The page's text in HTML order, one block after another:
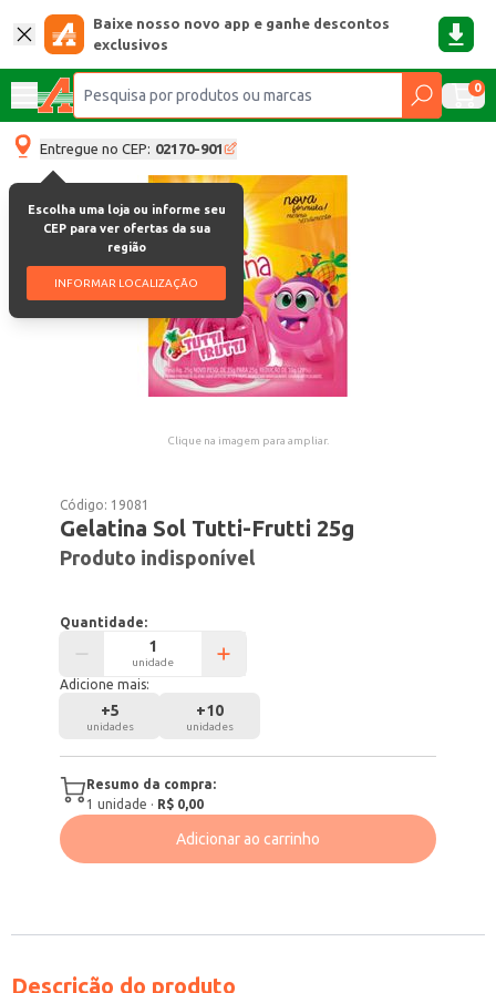
Baixe nosso novo app e ganhe descontos
exclusivos
0
Entregue no CEP: 02170-901
Escolha uma loja ou informe seu
CEP para ver ofertas da sua
região
INFORMAR LOCALIZAÇÃO
Clique na imagem para ampliar.
Código: 19081
Gelatina Sol Tutti-Frutti 25g
Produto indisponível
Quantidade:
unidade
Adicione mais:
+5
unidades
+10
unidades
Resumo da compra:
1 unidade · R$ 0,00
Adicionar ao carrinho
Descrição do produto